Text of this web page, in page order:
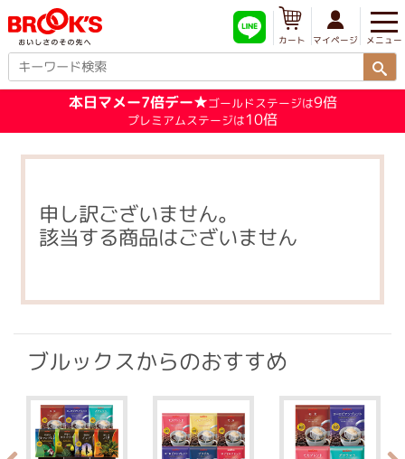
メニュー
マイページ
カート
本日マメー7倍デー★ゴールドステージは9倍
プレミアムステージは10倍
申し訳ございません。
該当する商品はございません
ブルックスからのおすすめ